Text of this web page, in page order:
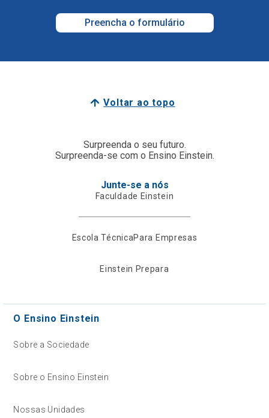
Preencha o formulário
Voltar ao topo
Surpreenda o seu futuro.
Surpreenda-se com o Ensino Einstein.
Junte-se a nós
Faculdade Einstein
Escola TécnicaPara Empresas
Einstein Prepara
O Ensino Einstein
Sobre a Sociedade
Sobre o Ensino Einstein
Nossas Unidades